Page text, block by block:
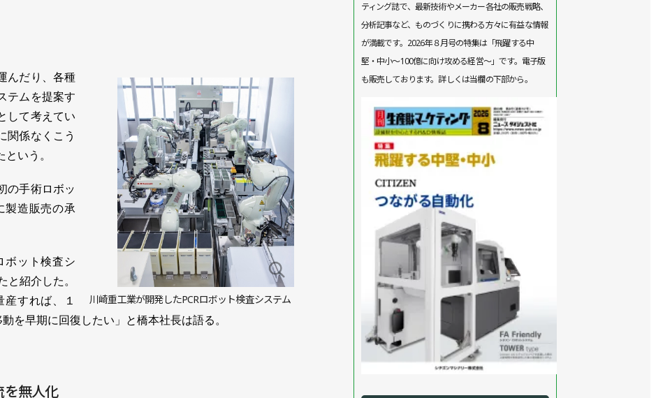
川崎重工業が開発したPCRロボット検査システム
んだり、各種
テムを提案す
して考えてい
関係なくこう
いう。
の手術ロボッ
製造販売の承
ット検査シ
と紹介した。
すれば、１
を早期に回復したい」と橋本社長は語る。
を無人化
ティング誌で、最新技術やメーカー各社の販売戦略、
分析記事など、ものづくりに携わる方々に有益な情報
が満載です。2026年８月号の特集は「飛躍する中
堅・中小～100億に向け攻める経営～」です。電子版
も販売しております。詳しくは当欄の下部から。